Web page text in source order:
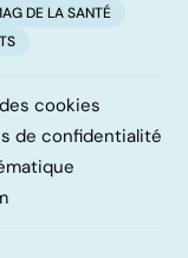
DE LA SANTÉ
cookies
de confidentialité